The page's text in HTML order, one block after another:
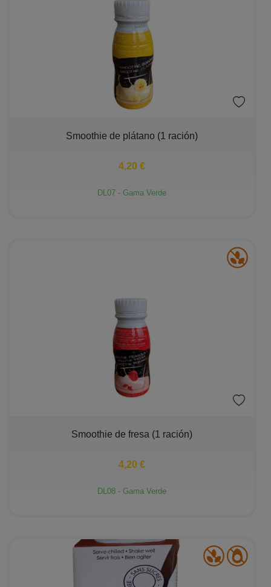
Smoothie de plátano (1 ración)
4,20 €
DL07 - Gama Verde
Smoothie de fresa (1 ración)
4,20 €
DL08 - Gama Verde